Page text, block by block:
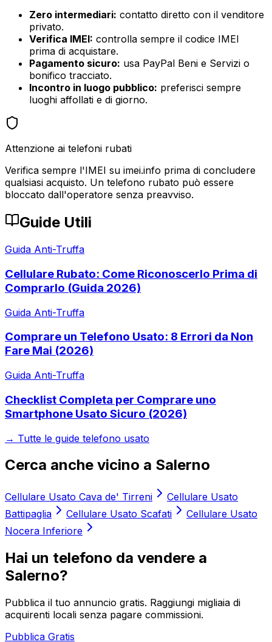
Zero intermediari: contatto diretto con il venditore
privato.
Verifica IMEI: controlla sempre il codice IMEI
prima di acquistare.
Pagamento sicuro: usa PayPal Beni e Servizi o
bonifico tracciato.
Incontro in luogo pubblico: preferisci sempre
luoghi affollati e di giorno.
Attenzione ai telefoni rubati
Verifica sempre l'IMEI su imei.info prima di concludere
qualsiasi acquisto. Un telefono rubato può essere
bloccato dall'operatore senza preavviso.
Guide Utili
Guida Anti-Truffa
Cellulare Rubato: Come Riconoscerlo Prima di
Comprarlo (Guida 2026)
Guida Anti-Truffa
Comprare un Telefono Usato: 8 Errori da Non
Fare Mai (2026)
Guida Anti-Truffa
Checklist Completa per Comprare uno
Smartphone Usato Sicuro (2026)
→ Tutte le guide telefono usato
Cerca anche vicino a Salerno
Cellulare Usato Cava de' Tirreni
Cellulare Usato
Battipaglia
Cellulare Usato Scafati
Cellulare Usato
Nocera Inferiore
Hai un telefono da vendere a
Salerno?
Pubblica il tuo annuncio gratis. Raggiungi migliaia di
acquirenti locali senza pagare commissioni.
Pubblica Gratis